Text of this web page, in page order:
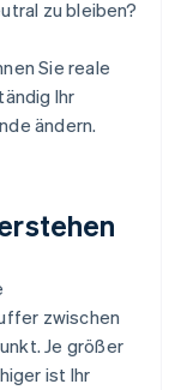
zu bleiben?
Sie reale
Ihr
ändern.
zwischen
Je größer
ist Ihr